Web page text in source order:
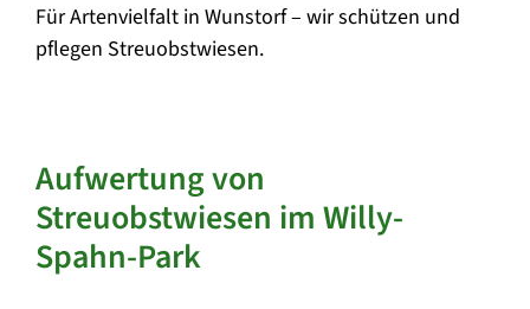
Für Artenvielfalt in Wunstorf – wir schützen und
pflegen Streuobstwiesen.
Aufwertung von
Streuobstwiesen im Willy-
Spahn-Park